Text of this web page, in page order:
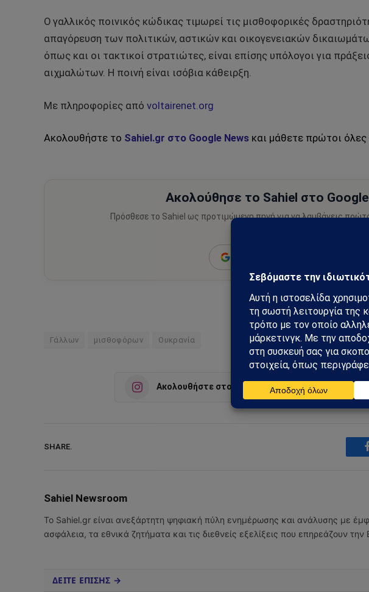
Ο γαλλικός ποινικός κώδικας τιμωρεί τις μισθοφορικές
απαγόρευση των πολιτικών, αστικών και οικογενειακών
όπως και οι τακτικοί στρατιώτες, είναι επίσης υπόλογοι για
αιχμαλώτων. Η ποινή είναι ισόβια κάθειρξη.
Με πληροφορίες από voltairenet.org
Ακολουθήστε το Sahiel.gr στο Google News και μάθετε πρώτοι όλες
Ακολούθησε το Sahiel στο
Πρόσθεσε το Sahiel ως προτιμώμενη πηγή για να λαμβάνεις
Γάλλων μισθοφόρων Ουκρανία
Ακολουθήστε στο Instagram
SHARE.
Sahiel Newsroom
Το Sahiel.gr είναι ανεξάρτητη ψηφιακή πύλη ενημέρωσης και ανάλυσης με
ασφάλεια, τα εθνικά ζητήματα και τις διεθνείς εξελίξεις που επηρεάζουν
ΔΕΙΤΕ ΕΠΙΣΗΣ →